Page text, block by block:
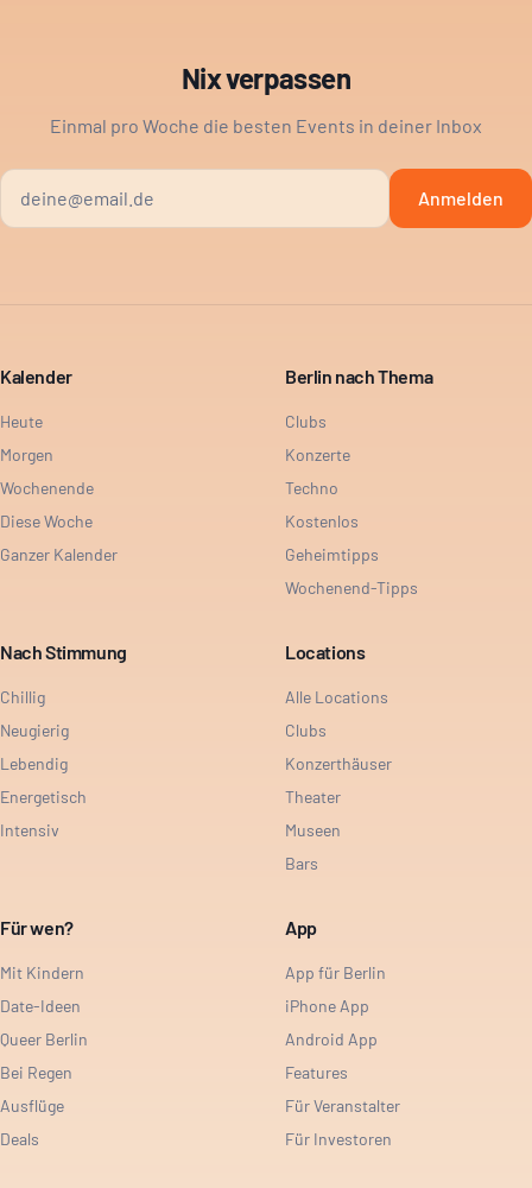
Nix verpassen
Einmal pro Woche die besten Events in deiner Inbox
Anmelden
Kalender
Heute
Morgen
Wochenende
Diese Woche
Ganzer Kalender
Berlin nach Thema
Clubs
Konzerte
Techno
Kostenlos
Geheimtipps
Wochenend-Tipps
Nach Stimmung
Chillig
Neugierig
Lebendig
Energetisch
Intensiv
Locations
Alle Locations
Clubs
Konzerthäuser
Theater
Museen
Bars
Für wen?
Mit Kindern
Date-Ideen
Queer Berlin
Bei Regen
Ausflüge
Deals
App
App für Berlin
iPhone App
Android App
Features
Für Veranstalter
Für Investoren